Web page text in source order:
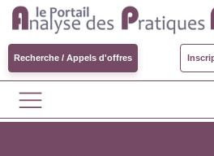
Recherche / Appels d'offres